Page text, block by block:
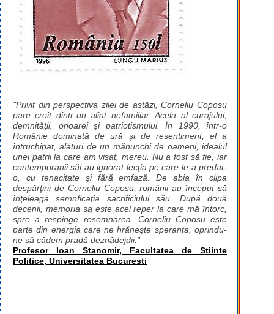
"Privit din perspectiva zilei de astăzi, Corneliu Coposu
pare croit dintr-un aliat nefamiliar. Acela al curajului,
demnităţii, onoarei şi patriotismului. În 1990, într-o
Românie dominată de ură şi de resentiment, el a
întruchipat, alături de un mănunchi de oameni, idealul
unei patrii la care am visat, mereu. Nu a fost să fie, iar
contemporanii săi au ignorat lecţia pe care le-a predat-
o, cu tenacitate şi fără emfază. De abia în clipa
despărţirii de Corneliu Coposu, românii au început să
înţeleagă semnficaţia sacrificiului său. După două
decenii, memoria sa este acel reper la care mă întorc,
spre a respinge resemnarea. Corneliu Coposu este
parte din energia care ne hrăneşte speranţa, oprindu-
ne să cădem pradă deznădejdii."
Profesor Ioan Stanomir, Facultatea de Stiinte
Politice, Universitatea Bucuresti